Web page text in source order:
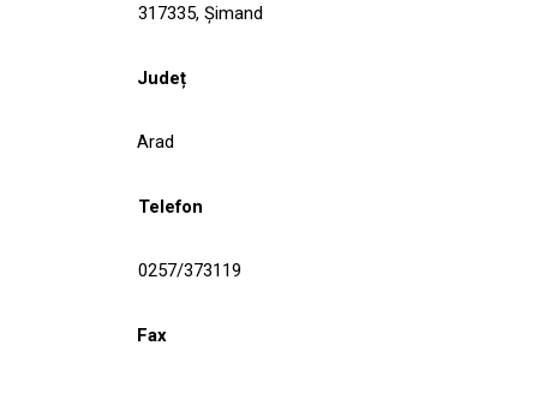
317335, Şimand
Județ
Arad
Telefon
0257/373119
Fax